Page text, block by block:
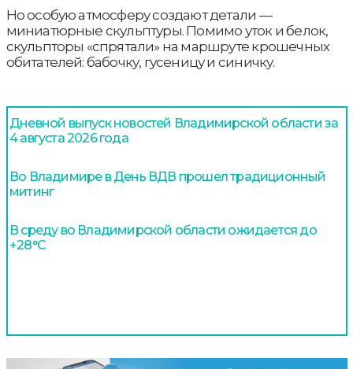
Но особую атмосферу создают детали —
миниатюрные скульптуры. Помимо уток и белок,
скульпторы «спрятали» на маршруте крошечных
обитателей: бабочку, гусеницу и синичку.
Дневной выпуск новостей Владимирской области за
4 августа 2026 года
Во Владимире в День ВДВ прошел традиционный
митинг
В среду во Владимирской области ожидается до
+28°С